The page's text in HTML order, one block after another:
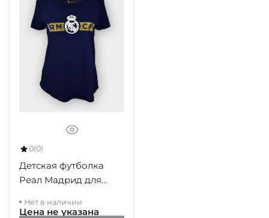
0(0)
Детская футболка
Реал Мадрид для
RM1CW18P
Нет в наличии
Цена не указана